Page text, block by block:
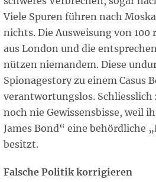
Viele Spuren führen nach
nichts. Die Ausweisung von
aus London und die
nützen niemandem. Diese
Spionagestory zu einem Casus
verantwortungslos.
noch nie Gewissensbisse, weil
James Bond“ eine behördliche
besitzt.
Falsche Politik korrigieren